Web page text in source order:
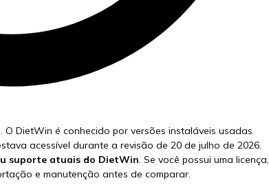
O DietWin é conhecido por versões instaláveis usadas
acessível durante a revisão de 20 de julho de 2026.
suporte atuais do DietWin. Se você possui uma licença,
e manutenção antes de comparar.